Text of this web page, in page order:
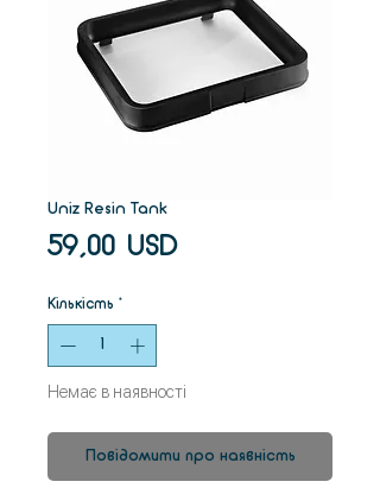
Uniz Resin Tank
59,00 USDЦіна
Кількість *
Немає в наявності
Повідомити про наявність